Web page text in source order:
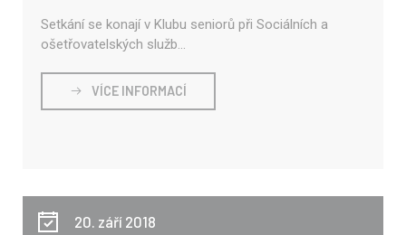
Setkání se konají v Klubu seniorů při Sociálních a
ošetřovatelských služb...
VÍCE INFORMACÍ
20. září 2018